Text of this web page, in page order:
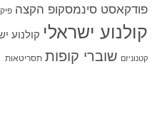
פודקאסט סינמסקופ הקצה
קולנוע ישראלי קולנוע
קטנוניזם שוברי קופות תסריטאות